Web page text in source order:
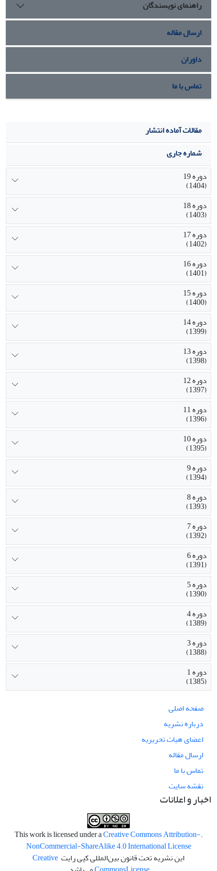
راهنمای نویسندگان
ارسال مقاله
داوران
تماس با ما
مقالات آماده انتشار
شماره جاری
دوره 19
(1404)
دوره 18
(1403)
دوره 17
(1402)
دوره 16
(1401)
دوره 15
(1400)
دوره 14
(1399)
دوره 13
(1398)
دوره 12
(1397)
دوره 11
(1396)
دوره 10
(1395)
دوره 9
(1394)
دوره 8
(1393)
دوره 7
(1392)
دوره 6
(1391)
دوره 5
(1390)
دوره 4
(1389)
دوره 3
(1388)
دوره 1
(1385)
صفحه اصلی
درباره نشریه
اعضای هیات تحریریه
ارسال مقاله
تماس با ما
نقشه سایت
اخبار و اعلانات
.This work is licensed under a
Creative Commons Attribution-
NonCommercial-ShareAlike 4.0 International License
این نشریه تحت قانون بین‌المللی کپی رایت Creative